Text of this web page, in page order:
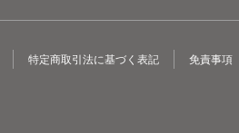
特定商取引法に基づく表記 免責事項